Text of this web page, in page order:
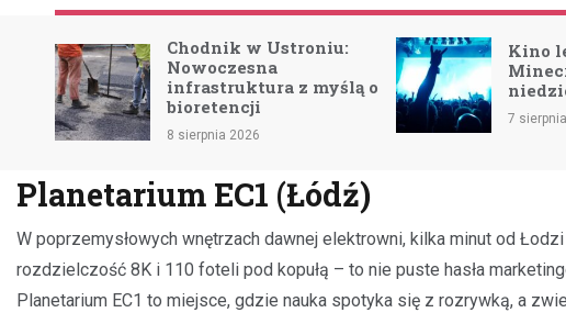
w Ustroniu:
z myślą o
Kino letnie: Oglądaj
Minecraft za darmo w
niedzielę!
Planetarium EC1 (Łódź)
W poprzemysłowych wnętrzach dawnej elektrowni, kilka minut od
rozdzielczość 8K i 110 foteli pod kopułą – to nie puste hasła
Planetarium EC1 to miejsce, gdzie nauka spotyka się z rozrywką, a